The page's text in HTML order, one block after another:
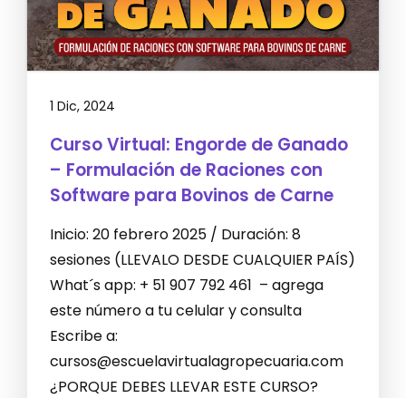
1 Dic, 2024
Curso Virtual: Engorde de Ganado
– Formulación de Raciones con
Software para Bovinos de Carne
Inicio: 20 febrero 2025 / Duración: 8
sesiones (LLEVALO DESDE CUALQUIER PAÍS)
What´s app: + 51 907 792 461 – agrega
este número a tu celular y consulta
Escribe a:
cursos@escuelavirtualagropecuaria.com
¿PORQUE DEBES LLEVAR ESTE CURSO?